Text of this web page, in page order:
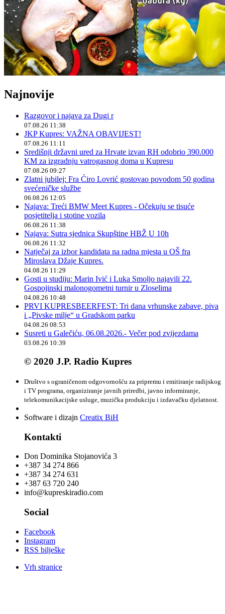
Najnovije
Razgovor i najava za Dugi r
07.08.26 11:38
JKP Kupres: VAŽNA OBAVIJEST!
07.08.26 11:11
Središnji državni ured za Hrvate izvan RH odobrio 390.000
KM za izgradnju vatrogasnog doma u Kupresu
07.08.26 09:27
Zlatni jubilej: Fra Ćiro Lovrić gostovao povodom 50 godina
svećeničke službe
06.08.26 12:05
Najava: Treći BMW Meet Kupres - Očekuju se tisuće
posjetitelja i stotine vozila
06.08.26 11:38
Najava: Sutra sjednica Skupštine HBŽ U 10h
06.08.26 11:32
Natječaj za izbor kandidata na radna mjesta u OŠ fra
Miroslava Džaje Kupres.
04.08.26 11:29
Gosti u studiju: Marin Ivić i Luka Smoljo najavili 22.
Gospojinski malonogometni turnir u Zloselima
04.08.26 10:48
PRVI KUPRESBEERFEST: Tri dana vrhunske zabave, piva
i „Pivske milje“ u Gradskom parku
04.08.26 08:53
Susreti u Galečiću, 06.08.2026.- Večer pod zvijezdama
03.08.26 10:39
© 2020 J.P. Radio Kupres
Društvo s ograničenom odgovornošću za pripremu i emitiranje radijskog
i TV programa, organiziranje javnih priredbi, javno informiranje,
telekomunikacijske usluge, muzička produkciju i izdavačku djelatnost.
Software i dizajn Creatix BiH
Kontakti
Don Dominika Stojanovića 3
+387 34 274 866
+387 34 274 631
+387 63 720 240
info@kupreskiradio.com
Social
Facebook
Instagram
RSS bilješke
Vrh stranice